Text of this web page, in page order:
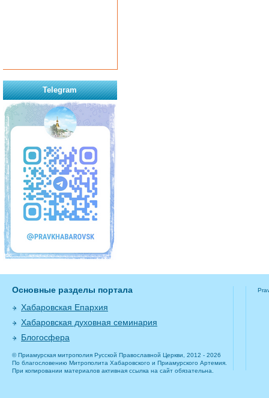
Telegram
Основные разделы портала
Хабаровская Епархия
Хабаровская духовная семинария
Блогосфера
© Приамурская митрополия Русской Православной Церкви, 2012 - 2026
По благословению Митрополита Хабаровского и Приамурского Артемия.
При копировании материалов активная ссылка на сайт обязательна.